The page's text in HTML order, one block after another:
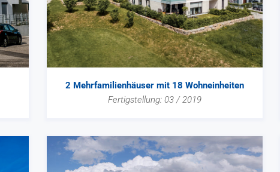
2 Mehrfamilienhäuser mit 18 Wohneinheiten
Fertigstellung: 03 / 2019